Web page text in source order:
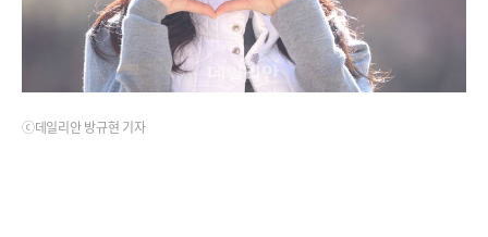
ⓒ데일리안 방규현 기자